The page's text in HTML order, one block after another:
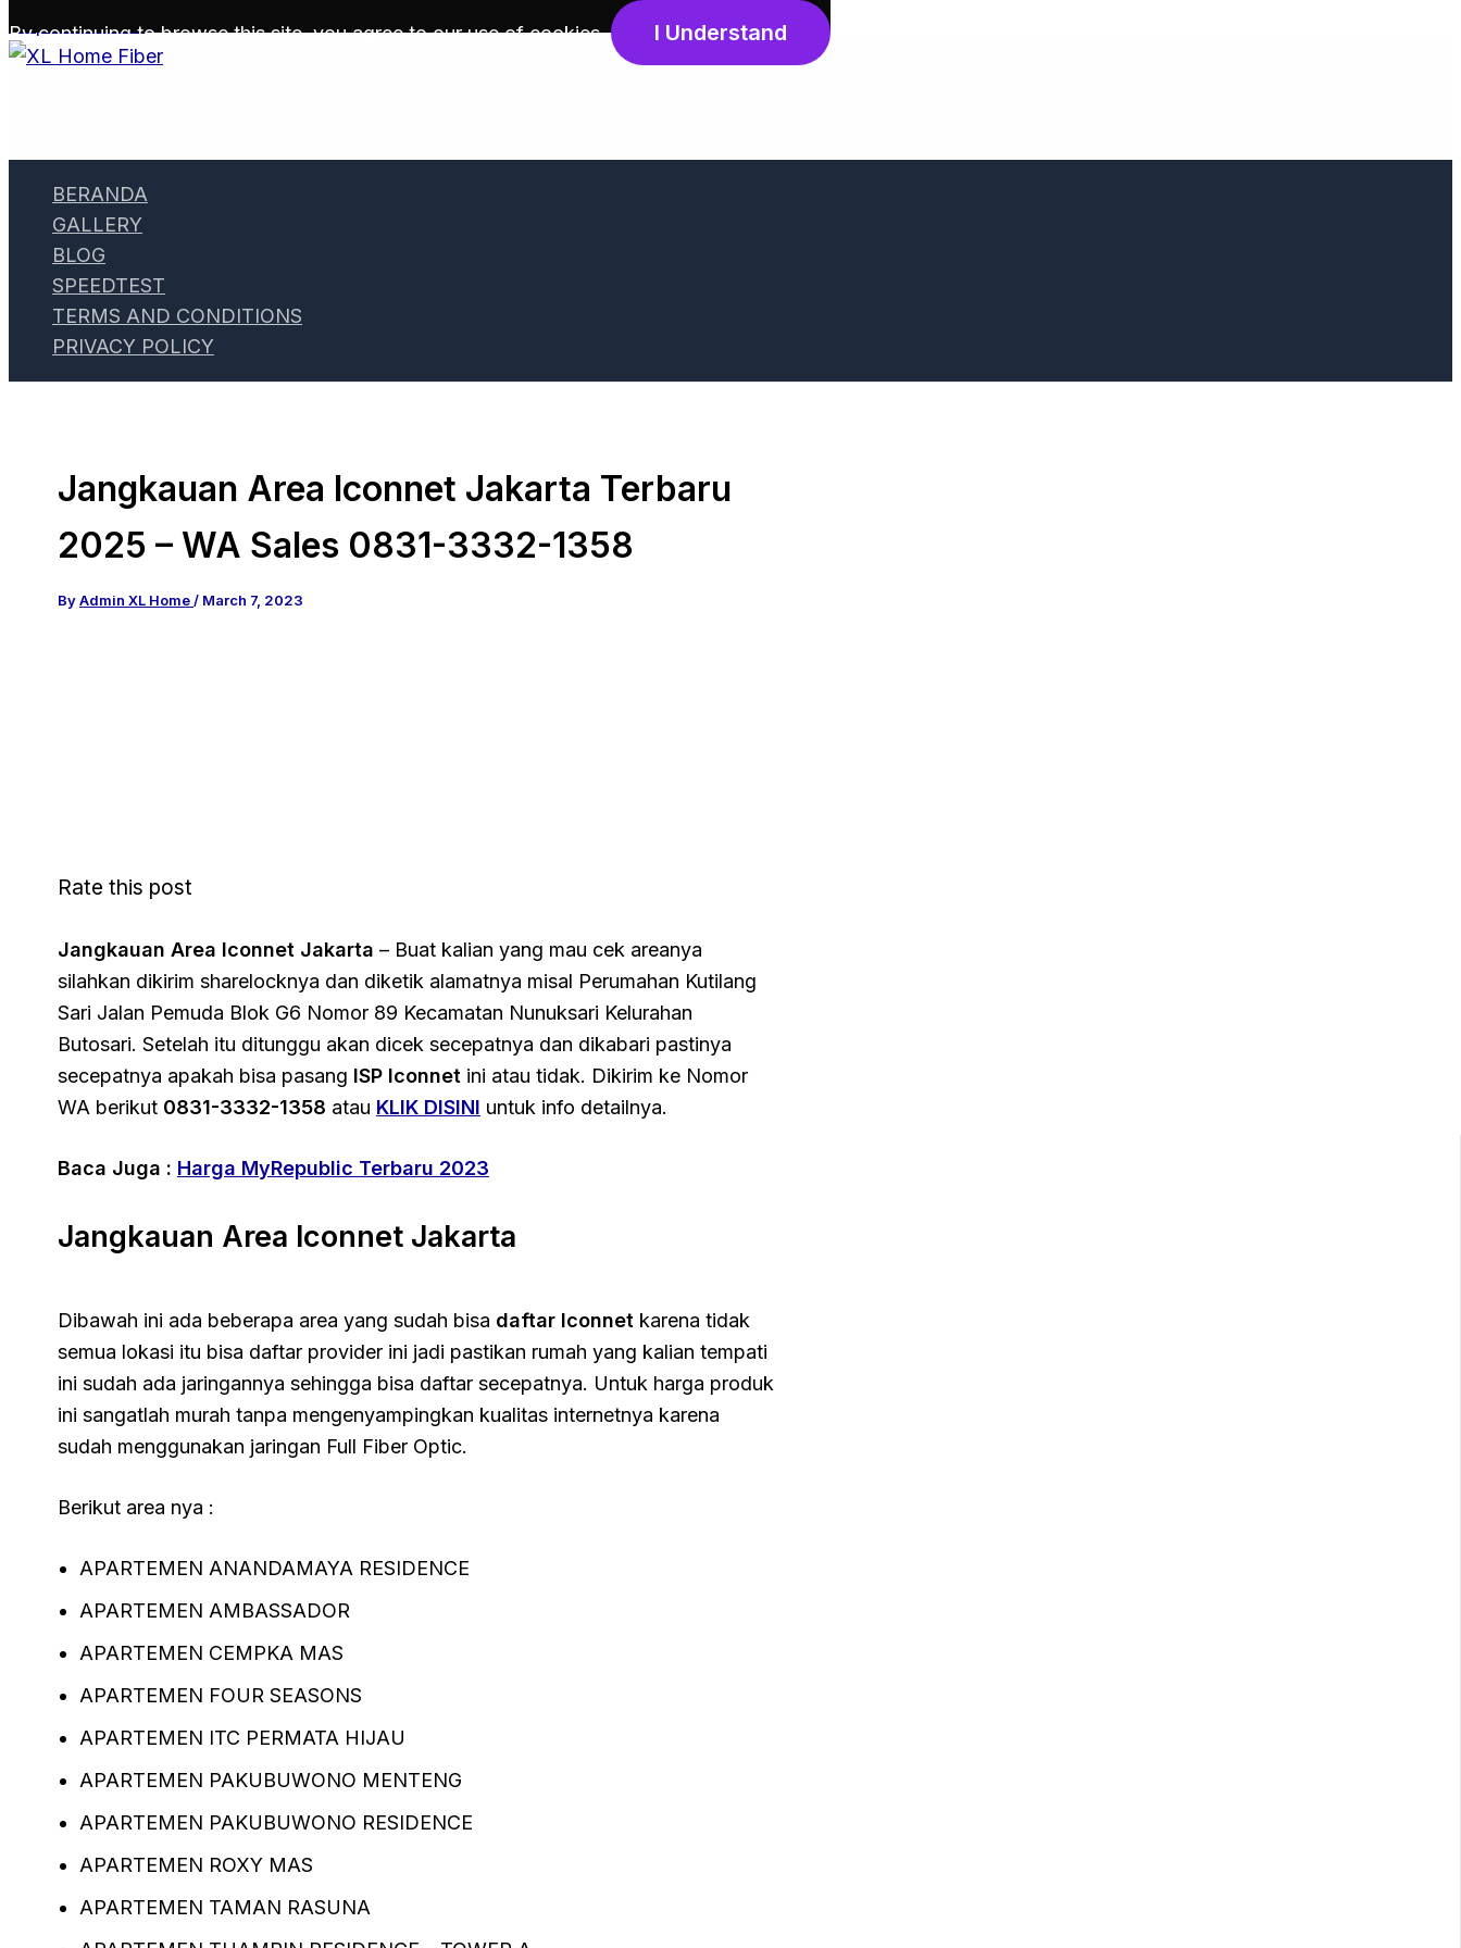
Skip to content
BERANDA
GALLERY
BLOG
SPEEDTEST
TERMS AND CONDITIONS
PRIVACY POLICY
Jangkauan Area Iconnet Jakarta Terbaru
2025 – WA Sales 0831-3332-1358
ByAdmin XL Home/ March 7, 2023
Rate this post
Jangkauan Area Iconnet Jakarta – Buat kalian yang mau cek areanya
silahkan dikirim sharelocknya dan diketik alamatnya misal Perumahan Kutilang
Sari Jalan Pemuda Blok G6 Nomor 89 Kecamatan Nunuksari Kelurahan
Butosari. Setelah itu ditunggu akan dicek secepatnya dan dikabari pastinya
secepatnya apakah bisa pasang ISP Iconnet ini atau tidak. Dikirim ke Nomor
WA berikut 0831-3332-1358 atau KLIK DISINI untuk info detailnya.
Baca Juga : Harga MyRepublic Terbaru 2023
Jangkauan Area Iconnet Jakarta
Dibawah ini ada beberapa area yang sudah bisa daftar Iconnet karena tidak
semua lokasi itu bisa daftar provider ini jadi pastikan rumah yang kalian tempati
ini sudah ada jaringannya sehingga bisa daftar secepatnya. Untuk harga produk
ini sangatlah murah tanpa mengenyampingkan kualitas internetnya karena
sudah menggunakan jaringan Full Fiber Optic.
Berikut area nya :
APARTEMEN ANANDAMAYA RESIDENCE
APARTEMEN AMBASSADOR
APARTEMEN CEMPKA MAS
APARTEMEN FOUR SEASONS
APARTEMEN ITC PERMATA HIJAU
APARTEMEN PAKUBUWONO MENTENG
APARTEMEN PAKUBUWONO RESIDENCE
APARTEMEN ROXY MAS
APARTEMEN TAMAN RASUNA
By continuing to browse this site, you agree to ouruse of cookies. I Understand